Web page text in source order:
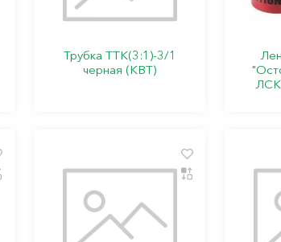
Трубка ТТК(3:1)-3/1
черная (КВТ)